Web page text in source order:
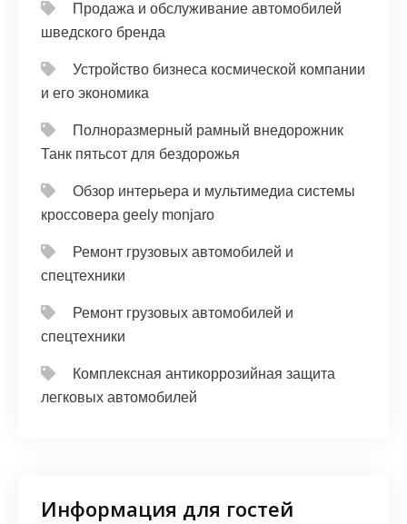
Продажа и обслуживание автомобилей
шведского бренда
Устройство бизнеса космической компании
и его экономика
Полноразмерный рамный внедорожник
Танк пятьсот для бездорожья
Обзор интерьера и мультимедиа системы
кроссовера geely monjaro
Ремонт грузовых автомобилей и
спецтехники
Ремонт грузовых автомобилей и
спецтехники
Комплексная антикоррозийная защита
легковых автомобилей
Информация для гостей